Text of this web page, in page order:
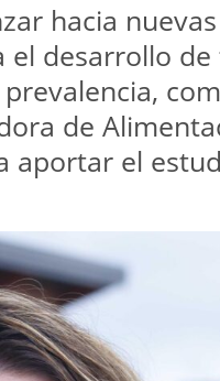
hacia
desarrollo
de
aportar el